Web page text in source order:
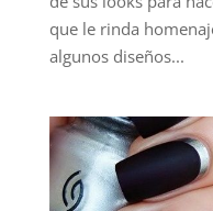
que le rinda
algunos diseños...